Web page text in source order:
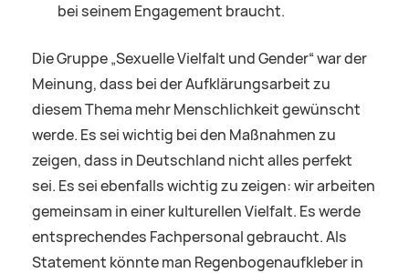
bei seinem Engagement braucht.
Die Gruppe „Sexuelle Vielfalt und Gender“ war der
Meinung, dass bei der Aufklärungsarbeit zu
diesem Thema mehr Menschlichkeit gewünscht
werde. Es sei wichtig bei den Maßnahmen zu
zeigen, dass in Deutschland nicht alles perfekt
sei. Es sei ebenfalls wichtig zu zeigen: wir arbeiten
gemeinsam in einer kulturellen Vielfalt. Es werde
entsprechendes Fachpersonal gebraucht. Als
Statement könnte man Regenbogenaufkleber in